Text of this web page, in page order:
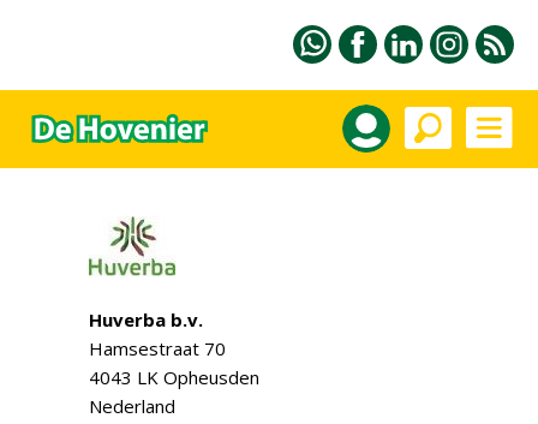
Huverba b.v.
Hamsestraat 70
4043 LK Opheusden
Nederland